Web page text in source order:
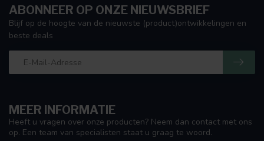
MEER INFORMATIE
Heeft u vragen over onze producten? Neem dan contact met ons
op. Een team van specialisten staat u graag te woord.
ABONNEER OP ONZE NIEUWSBRIEF
Blijf op de hoogte van de nieuwste (product)ontwikkelingen en
beste deals